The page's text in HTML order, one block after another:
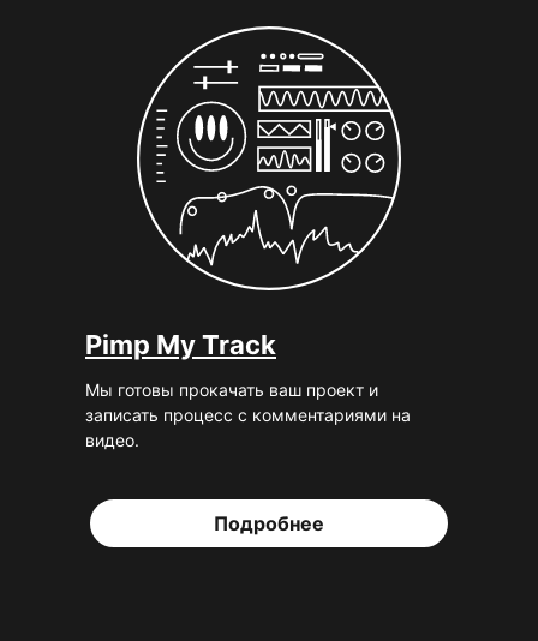
Pimp My Track
Мы готовы прокачать ваш проект и
записать процесс с комментариями на
видео.
Подробнее